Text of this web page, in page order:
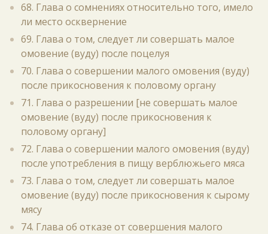
68. Глава о сомнениях относительно того, имело
ли место осквернение
69. Глава о том, следует ли совершать малое
омовение (вуду) после поцелуя
70. Глава о совершении малого омовения (вуду)
после прикосновения к половому органу
71. Глава о разрешении [не совершать малое
омовение (вуду) после прикосновения к
половому органу]
72. Глава о совершении малого омовения (вуду)
после употребления в пищу верблюжьего мяса
73. Глава о том, следует ли совершать малое
омовение (вуду) после прикосновения к сырому
мясу
74. Глава об отказе от совершения малого